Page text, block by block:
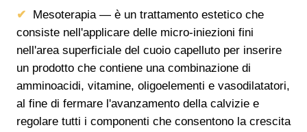
Mesoterapia — è un trattamento estetico che
consiste nell'applicare delle micro-iniezioni fini
nell'area superficiale del cuoio capelluto per inserire
un prodotto che contiene una combinazione di
amminoacidi, vitamine, oligoelementi e vasodilatatori,
al fine di fermare l'avanzamento della calvizie e
regolare tutti i componenti che consentono la crescita